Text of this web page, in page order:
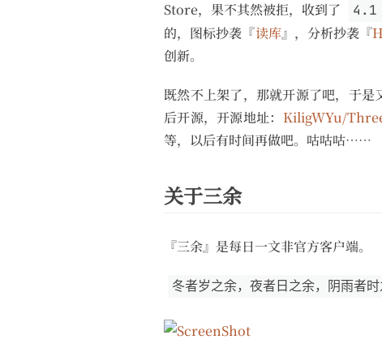
Store，果不其然被拒，收到了
4.1
的，图标抄袭『读库』，分析抄袭『
创新。
既然不上架了，那就开源了吧，于
后开源，开源地址： KiligWYu/
等，以后有时间再做吧。咕咕咕……
关于三余
『三余』是每日一文非官方客户端。
冬者岁之余，夜者日之余，阴雨者时